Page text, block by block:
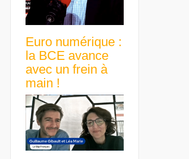
Euro numérique :
la BCE avance
avec un frein à
main !